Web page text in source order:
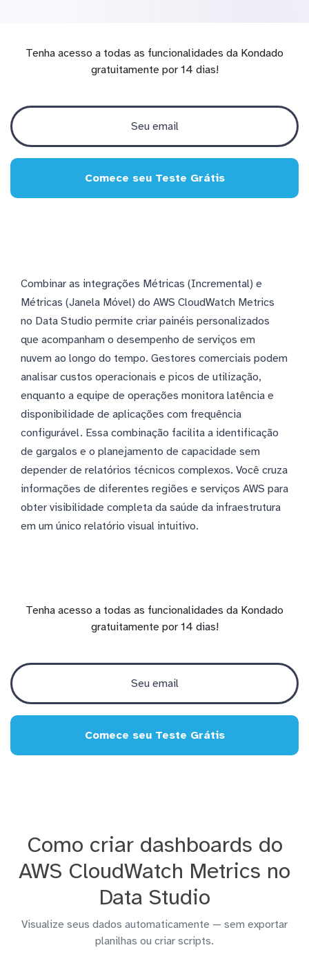
Tenha acesso a todas as funcionalidades da Kondado
gratuitamente por 14 dias!
Comece seu Teste Grátis
Combinar as integrações Métricas (Incremental) e
Métricas (Janela Móvel) do AWS CloudWatch Metrics
no Data Studio permite criar painéis personalizados
que acompanham o desempenho de serviços em
nuvem ao longo do tempo. Gestores comerciais podem
analisar custos operacionais e picos de utilização,
enquanto a equipe de operações monitora latência e
disponibilidade de aplicações com frequência
configurável. Essa combinação facilita a identificação
de gargalos e o planejamento de capacidade sem
depender de relatórios técnicos complexos. Você cruza
informações de diferentes regiões e serviços AWS para
obter visibilidade completa da saúde da infraestrutura
em um único relatório visual intuitivo.
Tenha acesso a todas as funcionalidades da Kondado
gratuitamente por 14 dias!
Comece seu Teste Grátis
Como criar dashboards do
AWS CloudWatch Metrics no
Data Studio
Visualize seus dados automaticamente — sem exportar
planilhas ou criar scripts.